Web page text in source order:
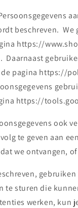
beschreven.
https://
Daarnaast
de pagina https://
https://
ook
te geven aan
we ontvangen,
te sturen die
werken, kun